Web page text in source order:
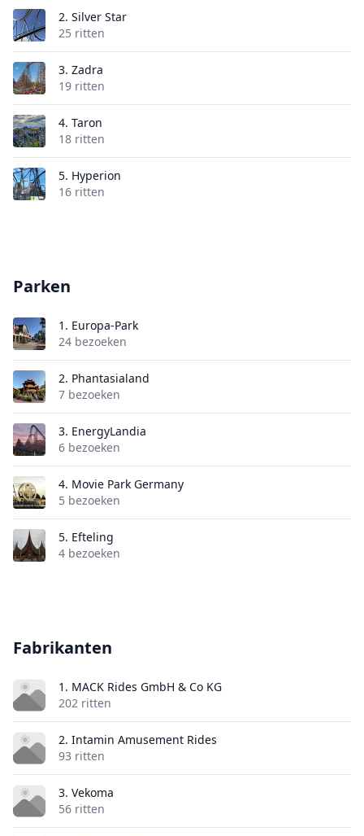
2. Silver Star
25 ritten
3. Zadra
19 ritten
4. Taron
18 ritten
5. Hyperion
16 ritten
Parken
1. Europa-Park
24 bezoeken
2. Phantasialand
7 bezoeken
3. EnergyLandia
6 bezoeken
4. Movie Park Germany
5 bezoeken
5. Efteling
4 bezoeken
Fabrikanten
1. MACK Rides GmbH & Co KG
202 ritten
2. Intamin Amusement Rides
93 ritten
3. Vekoma
56 ritten